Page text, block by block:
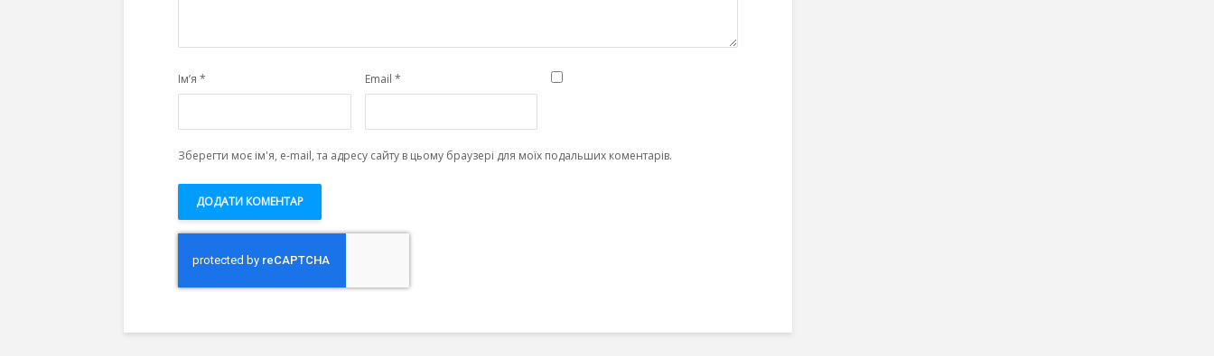
Ім’я * Email *
Зберегти моє ім'я, e-mail, та адресу сайту в цьому браузері для моїх подальших коментарів.